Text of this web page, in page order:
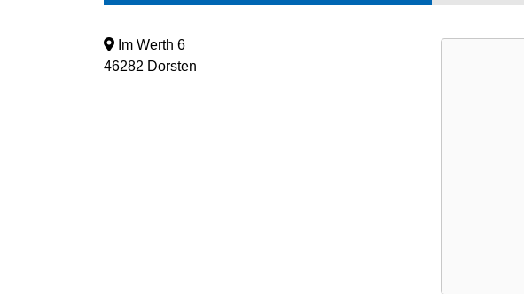
Im Werth 6
46282 Dorsten